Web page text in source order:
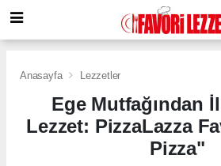
Anasayfa Lezzetler
Ege Mutfağından
Lezzet: PizzaLazza
Pizza"